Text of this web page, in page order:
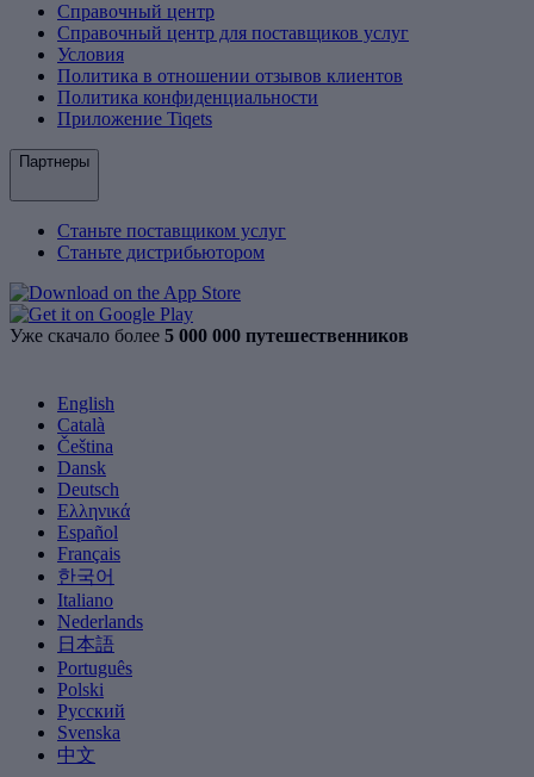
Справочный центр
Справочный центр для поставщиков услуг
Условия
Политика в отношении отзывов клиентов
Политика конфиденциальности
Приложение Tiqets
Партнеры
Станьте поставщиком услуг
Станьте дистрибьютором
Уже скачало более 5 000 000 путешественников
English
Català
Čeština
Dansk
Deutsch
Ελληνικά
Español
Français
한국어
Italiano
Nederlands
日本語
Português
Polski
Русский
Svenska
中文